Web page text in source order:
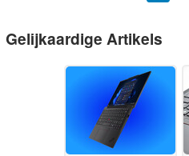
Gelijkaardige Artikels